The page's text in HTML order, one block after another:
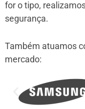
for o tipo,
segurança.
Também atuamos
mercado: